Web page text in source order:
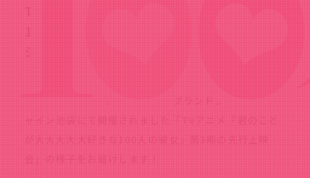
100人の彼女』第3期 先行上映会オフィ
シャルレポート公開！
2026年6月28日（日）に東京・グランドシネマサンシ
ャイン池袋にて開催されました「TVアニメ『君のこと
が大大大大大好きな100人の彼女』第3期の先行上映
会」の様子をお届けします！